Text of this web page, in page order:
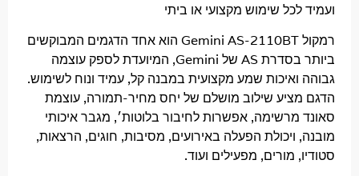
שימוש מקצועי או ביתי
רמקול Gemini AS-2110BT הוא אחד הדגמים המבוקשים
ביותר בסדרת AS של Gemini, המיועדת לספק עוצמה
שמע מקצועית במבנה קל, עמיד ונוח לשימוש.
שילוב מושלם של יחס מחיר-תמורה, עוצמת
אפשרות לחיבור בלוטות׳, מגבר איכותי
הפעלה באירועים, מסיבות, חוגים, הרצאות,
מורים, מפעילים ועוד.